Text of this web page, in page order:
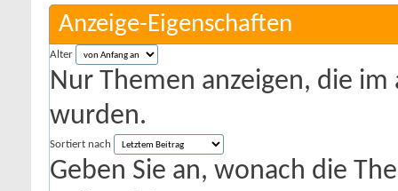
Anzeige-Eigenschaften
Alter
Nur Themen anzeigen, die
wurden.
Sortiert nach
Geben Sie an, wonach die